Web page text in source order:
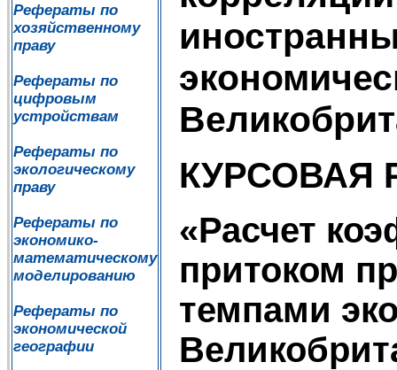
Рефераты по
хозяйственному
праву
Рефераты по
цифровым
устройствам
Рефераты по
экологическому
праву
Рефераты по
экономико-
математическому
моделированию
Рефераты по
экономической
географии
КУРСОВАЯ
«Расчет
притоком
темпами